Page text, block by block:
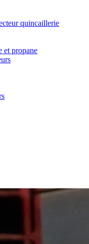
quincaillerie
et propane